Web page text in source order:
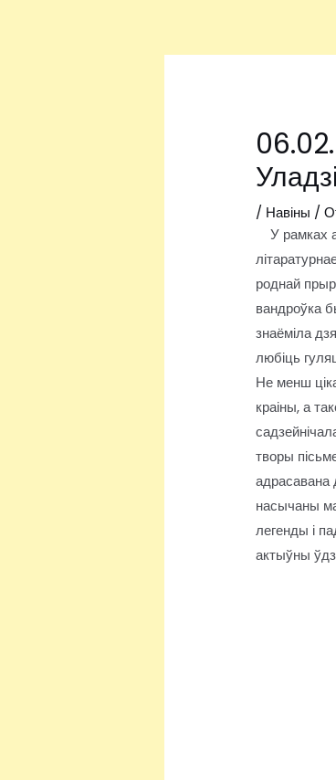
/ Навіны /
У рамках
роднай
вандроўка
знаёміла
любіць
Не менш
краіны, а
творы
адрасавана
насычаны
легенды і
актыўны
записям